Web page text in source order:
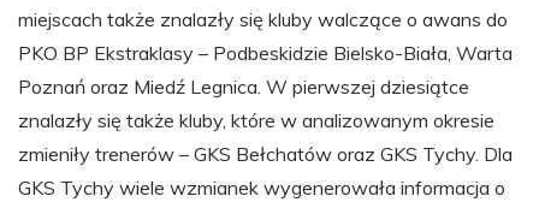
miejscach także znalazły się kluby walczące o awans do
PKO BP Ekstraklasy – Podbeskidzie Bielsko-Biała, Warta
Poznań oraz Miedź Legnica. W pierwszej dziesiątce
znalazły się także kluby, które w analizowanym okresie
zmieniły trenerów – GKS Bełchatów oraz GKS Tychy. Dla
GKS Tychy wiele wzmianek wygenerowała informacja o